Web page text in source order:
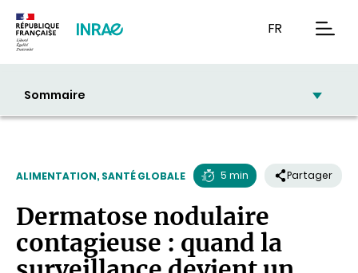
FR
Sommaire
ALIMENTATION, SANTÉ GLOBALE
de
lecture
5 min Partager
Dermatose nodulaire
contagieuse : quand la